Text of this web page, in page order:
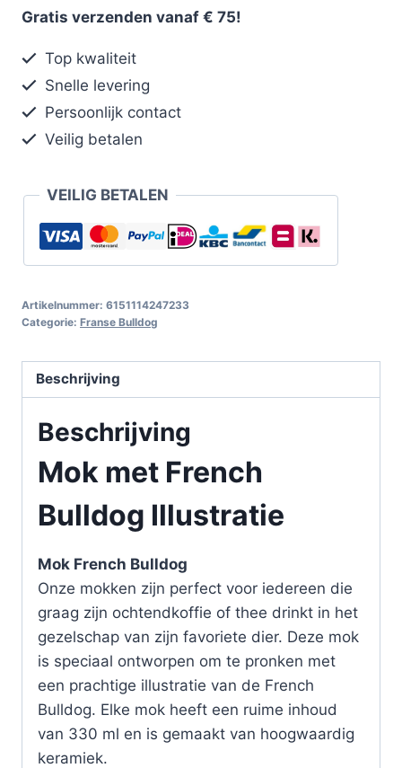
Gratis verzenden vanaf € 75!
Top kwaliteit
Snelle levering
Persoonlijk contact
Veilig betalen
VEILIG BETALEN
Artikelnummer: 6151114247233
Categorie: Franse Bulldog
Beschrijving
Beschrijving
Mok met French
Bulldog Illustratie
Mok French Bulldog
Onze mokken zijn perfect voor iedereen die
graag zijn ochtendkoffie of thee drinkt in het
gezelschap van zijn favoriete dier. Deze mok
is speciaal ontworpen om te pronken met
een prachtige illustratie van de French
Bulldog. Elke mok heeft een ruime inhoud
van 330 ml en is gemaakt van hoogwaardig
keramiek.